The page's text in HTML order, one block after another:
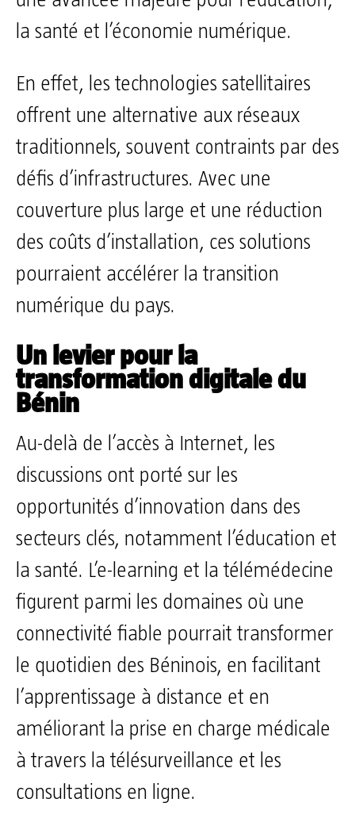
la santé et l’économie numérique.
En effet, les technologies satellitaires
offrent une alternative aux réseaux
traditionnels, souvent contraints par des
défis d’infrastructures. Avec une
couverture plus large et une réduction
des coûts d’installation, ces solutions
pourraient accélérer la transition
numérique du pays.
Un levier pour la
transformation digitale du
Bénin
Au-delà de l’accès à Internet, les
discussions ont porté sur les
opportunités d’innovation dans des
secteurs clés, notamment l’éducation et
la santé. L’e-learning et la télémédecine
figurent parmi les domaines où une
connectivité fiable pourrait transformer
le quotidien des Béninois, en facilitant
l’apprentissage à distance et en
améliorant la prise en charge médicale
à travers la télésurveillance et les
consultations en ligne.